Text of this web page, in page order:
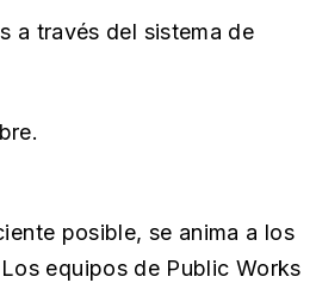
a través del sistema de
posible, se anima a los
equipos de Public Works